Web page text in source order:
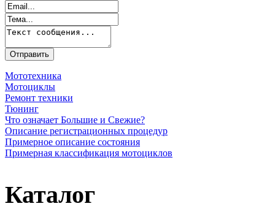
Мототехника
Мотоциклы
Ремонт техники
Тюнинг
Что означает Большие и Свежие?
Описание регистрационных процедур
Примерное описание состояния
Примерная классификация мотоциклов
Каталог